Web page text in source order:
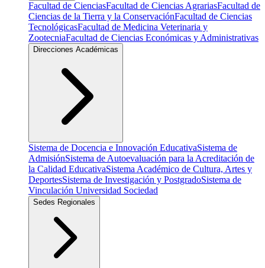
Facultad de CienciasFacultad de Ciencias AgrariasFacultad de
Ciencias de la Tierra y la ConservaciónFacultad de Ciencias
TecnológicasFacultad de Medicina Veterinaria y
ZootecniaFacultad de Ciencias Económicas y Administrativas
Direcciones Académicas
Sistema de Docencia e Innovación EducativaSistema de
AdmisiónSistema de Autoevaluación para la Acreditación de
la Calidad EducativaSistema Académico de Cultura, Artes y
DeportesSistema de Investigación y PostgradoSistema de
Vinculación Universidad Sociedad
Sedes Regionales